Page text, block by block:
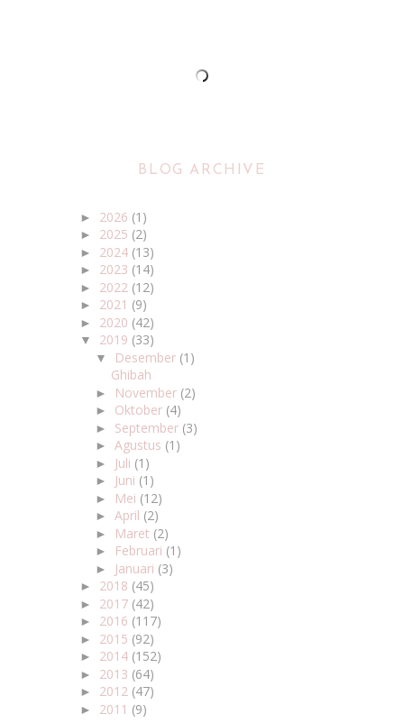
BLOG ARCHIVE
► 2026 (1)
► 2025 (2)
► 2024 (13)
► 2023 (14)
► 2022 (12)
► 2021 (9)
► 2020 (42)
▼ 2019 (33)
▼ Desember (1)
Ghibah
► November (2)
► Oktober (4)
► September (3)
►Agustus (1)
► Juli (1)
► Juni (1)
► Mei (12)
►April (2)
► Maret (2)
► Februari (1)
► Januari (3)
► 2018 (45)
► 2017 (42)
► 2016 (117)
► 2015 (92)
► 2014 (152)
► 2013 (64)
► 2012 (47)
► 2011 (9)